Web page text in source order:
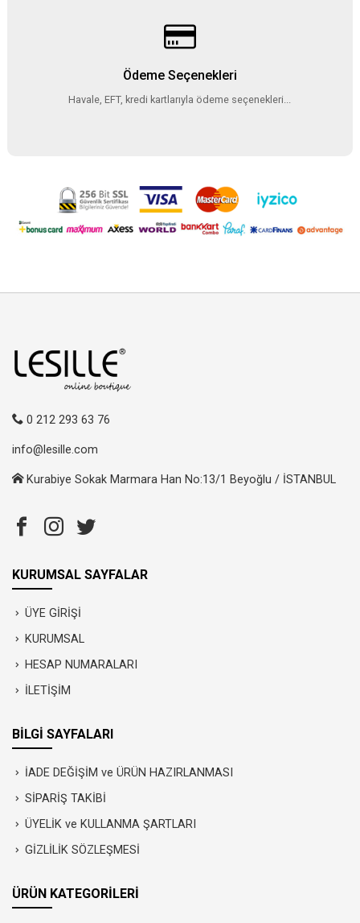
Ödeme Seçenekleri
Havale, EFT, kredi kartlarıyla ödeme seçenekleri...
0 212 293 63 76
info@lesille.com
Kurabiye Sokak Marmara Han No:13/1 Beyoğlu / İSTANBUL
KURUMSAL SAYFALAR
ÜYE GİRİŞİ
KURUMSAL
HESAP NUMARALARI
İLETİŞİM
BİLGİ SAYFALARI
İADE DEĞİŞİM ve ÜRÜN HAZIRLANMASI
SİPARİŞ TAKİBİ
ÜYELİK ve KULLANMA ŞARTLARI
GİZLİLİK SÖZLEŞMESİ
ÜRÜN KATEGORİLERİ